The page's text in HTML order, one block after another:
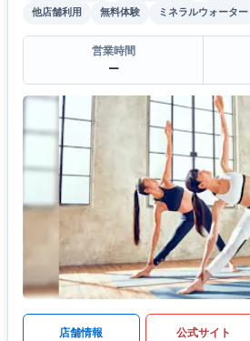
他店舗利用
無料体験 ミネラルウォーター
営業時間
ー
店舗情報 公式サイト